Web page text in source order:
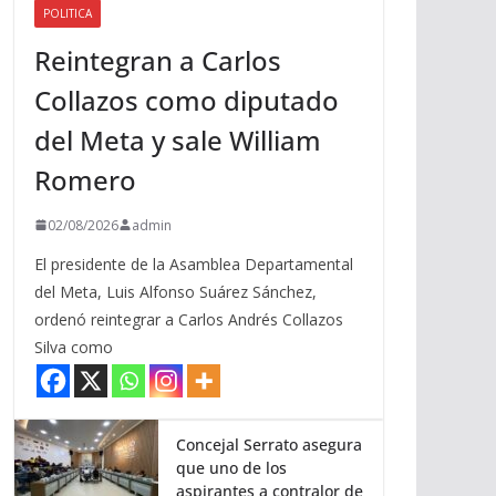
i
b
a
j
o
a
POLITICA
Reintegran a Carlos
Collazos como diputado
del Meta y sale William
Romero
02/08/2026 admin
El presidente de la Asamblea Departamental
del Meta, Luis Alfonso Suárez Sánchez,
ordenó reintegrar a Carlos Andrés Collazos
Silva como
Concejal Serrato asegura
que uno de los
aspirantes a contralor de